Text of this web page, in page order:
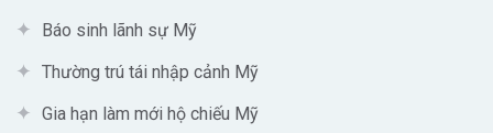
Báo sinh lãnh sự Mỹ
Thường trú tái nhập cảnh Mỹ
Gia hạn làm mới hộ chiếu Mỹ